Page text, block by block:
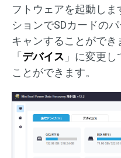
フトウェアを起動しま
ションでSDカードの
キャンすることができ
「 デバイス 」に変更
ことができます。